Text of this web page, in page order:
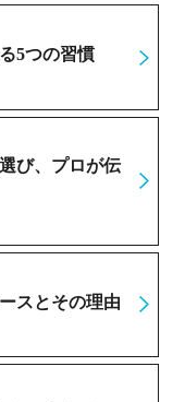
5つの習慣
び、プロが伝
スとその理由